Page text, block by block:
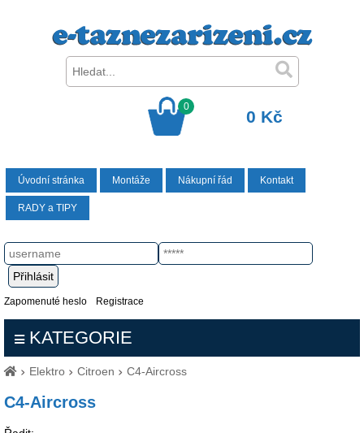
0
0 Kč
Úvodní stránka Montáže Nákupní řád Kontakt
RADY a TIPY
Zapomenuté heslo Registrace
KATEGORIE
Elektro Citroen C4-Aircross
C4-Aircross